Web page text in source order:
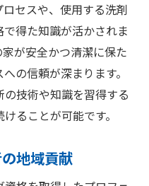
対応
活動の紹介
したサービス改善
くためのポイント
企業の事例
セスや、使用する洗剤
得た知識が活かされま
が安全かつ清潔に保た
の信頼が深まります。
技術や知識を習得する
ることが可能です。
地域貢献